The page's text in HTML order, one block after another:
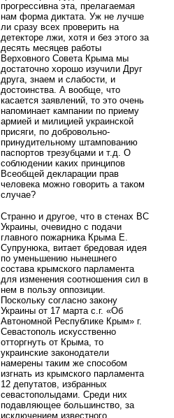
прогрессивна эта, прелагаемая
нам форма диктата. Уж не лучше
ли сразу всех проверить на
детекторе лжи, хотя и без этого за
десять месяцев работы
Верховного Совета Крыма мы
достаточно хорошо изучили Друг
друга, знаем и слабости, и
достоинства. А вообще, что
касается заявлений, то это очень
напоминает кампании по приему
армией и милицией украинской
присяги, по добровольно-
принудительному штампованию
паспортов трезубцами и т.д. О
соблюдении каких принципов
Всеобщей декларации прав
человека можно говорить а таком
случае?
Странно и другое, что в стенах ВС
Украины, очевидно с подачи
главного пожарника Крыма Е.
Супрунюка, витает бредовая идея
по уменьшению нынешнего
состава крымского парламента
для изменения соотношения сил в
нем в пользу оппозиции.
Поскольку согласно закону
Украины от 17 марта с.г. «Об
Автономной Республике Крым» г.
Севастополь искусственно
отторгнуть от Крыма, то
украинские законодатели
намерены таким же способом
изгнать из крымского парламента
12 депутатов, избранных
севастополыдами. Среди них
подавляющее большинство, за
исключением известного